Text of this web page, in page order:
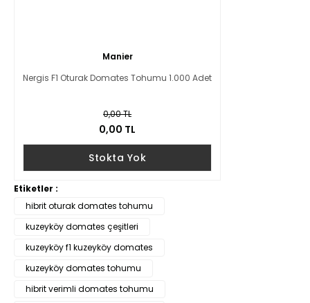
Manier
Nergis F1 Oturak Domates Tohumu 1.000 Adet
0,00 TL
0,00 TL
Stokta Yok
Etiketler :
hibrit oturak domates tohumu
kuzeyköy domates çeşitleri
kuzeyköy f1 kuzeyköy domates
kuzeyköy domates tohumu
hibrit verimli domates tohumu